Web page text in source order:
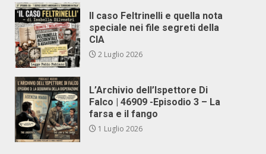
Il caso Feltrinelli e quella nota
speciale nei file segreti della
CIA
2 Luglio 2026
L’Archivio dell’Ispettore Di
Falco | 46909 -Episodio 3 – La
farsa e il fango
1 Luglio 2026